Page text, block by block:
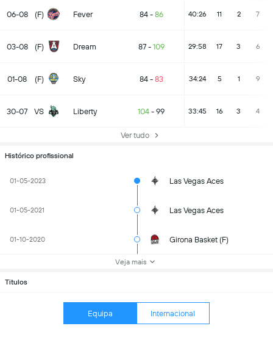
06-08 (F) Fever 84- 86 40:26 11 2 7
03-08 (F) Dream 87- 109 29:58 17 3 6
01-08 (F) Sky 84- 83 34:24 5 1 9
30-07 VS Liberty 104 - 99 33:45 16 3 4
Ver tudo
Histórico profissional
01-05-2023 Las Vegas Aces
01-05-2021 Las Vegas Aces
01-10-2020 Girona Basket (F)
Veja mais
Titulos
Equipa Internacional